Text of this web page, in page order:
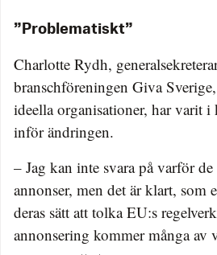
”Problematiskt”
Charlotte Rydh,
branschföreningen Giva
ideella organisationer, har varit
inför ändringen.
– Jag kan inte svara på varför
annonser, men det är klart, som
deras sätt att tolka EU:s
annonsering kommer många av